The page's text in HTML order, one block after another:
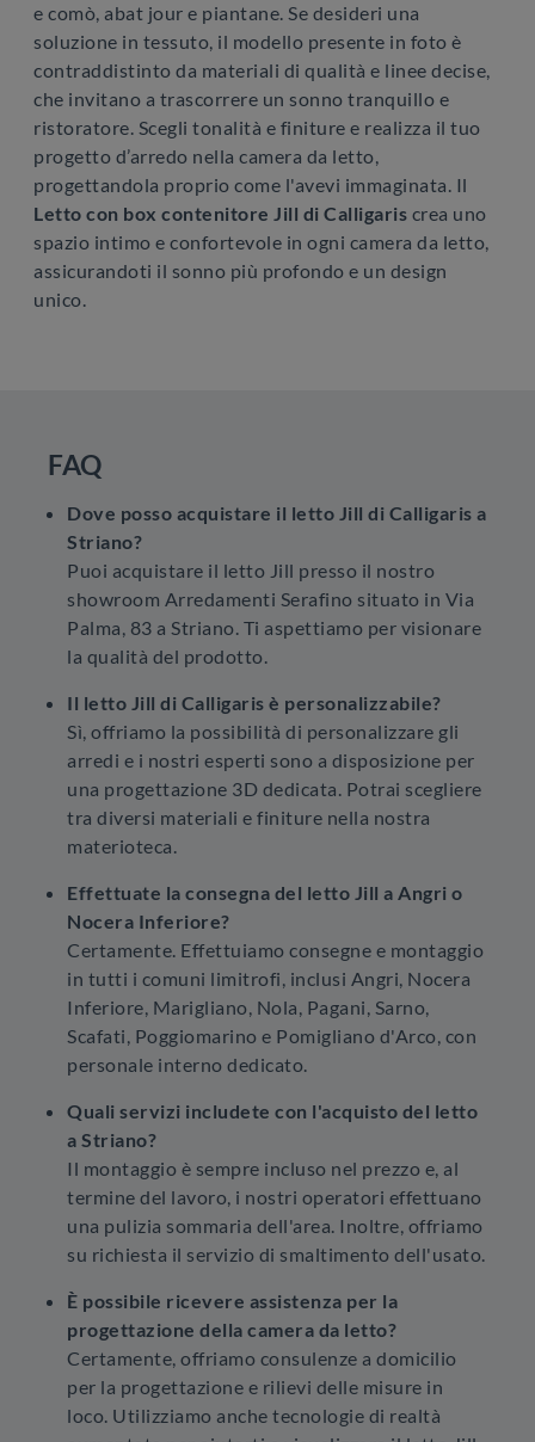
e comò, abat jour e piantane. Se desideri una
soluzione in tessuto, il modello presente in foto è
contraddistinto da materiali di qualità e linee decise,
che invitano a trascorrere un sonno tranquillo e
ristoratore. Scegli tonalità e finiture e realizza il tuo
progetto d’arredo nella camera da letto,
progettandola proprio come l'avevi immaginata. Il
Letto con box contenitore Jill di Calligaris crea uno
spazio intimo e confortevole in ogni camera da letto,
assicurandoti il sonno più profondo e un design
unico.
FAQ
Dove posso acquistare il letto Jill di Calligaris a
Striano?
Puoi acquistare il letto Jill presso il nostro
showroom Arredamenti Serafino situato in Via
Palma, 83 a Striano. Ti aspettiamo per visionare
la qualità del prodotto.
Il letto Jill di Calligaris è personalizzabile?
Sì, offriamo la possibilità di personalizzare gli
arredi e i nostri esperti sono a disposizione per
una progettazione 3D dedicata. Potrai scegliere
tra diversi materiali e finiture nella nostra
materioteca.
Effettuate la consegna del letto Jill a Angri o
Nocera Inferiore?
Certamente. Effettuiamo consegne e montaggio
in tutti i comuni limitrofi, inclusi Angri, Nocera
Inferiore, Marigliano, Nola, Pagani, Sarno,
Scafati, Poggiomarino e Pomigliano d'Arco, con
personale interno dedicato.
Quali servizi includete con l'acquisto del letto
a Striano?
Il montaggio è sempre incluso nel prezzo e, al
termine del lavoro, i nostri operatori effettuano
una pulizia sommaria dell'area. Inoltre, offriamo
su richiesta il servizio di smaltimento dell'usato.
È possibile ricevere assistenza per la
progettazione della camera da letto?
Certamente, offriamo consulenze a domicilio
per la progettazione e rilievi delle misure in
loco. Utilizziamo anche tecnologie di realtà